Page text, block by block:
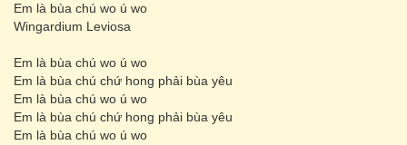
Em là bùa chú wo ú wo
Wingardium Leviosa
Em là bùa chú wo ú wo
Em là bùa chú chứ hong phải bùa yêu
Em là bùa chú wo ú wo
Em là bùa chú chứ hong phải bùa yêu
Em là bùa chú wo ú wo